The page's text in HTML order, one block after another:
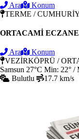
Ara
Konum
TERME /
ORTACAMİ
Ara
Konum
VEZİRKÖPRÜ /
Samsun 27°C Min: 22° /
Bulutlu
17.7 km/s